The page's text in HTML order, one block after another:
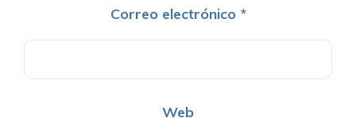
Correo electrónico *
Web